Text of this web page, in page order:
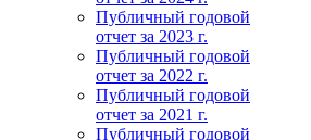
Публичный годовой
отчет за 2023 г.
Публичный годовой
отчет за 2022 г.
Публичный годовой
отчет за 2021 г.
Публичный годовой